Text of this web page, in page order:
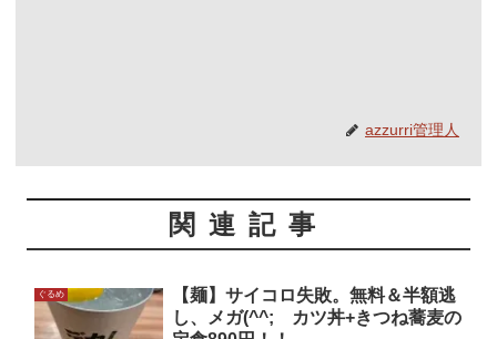
azzurri管理人
関連記事
ぐるめ
【麺】サイコロ失敗。無料＆半額逃
し、メガ(^^; カツ丼+きつね蕎麦の